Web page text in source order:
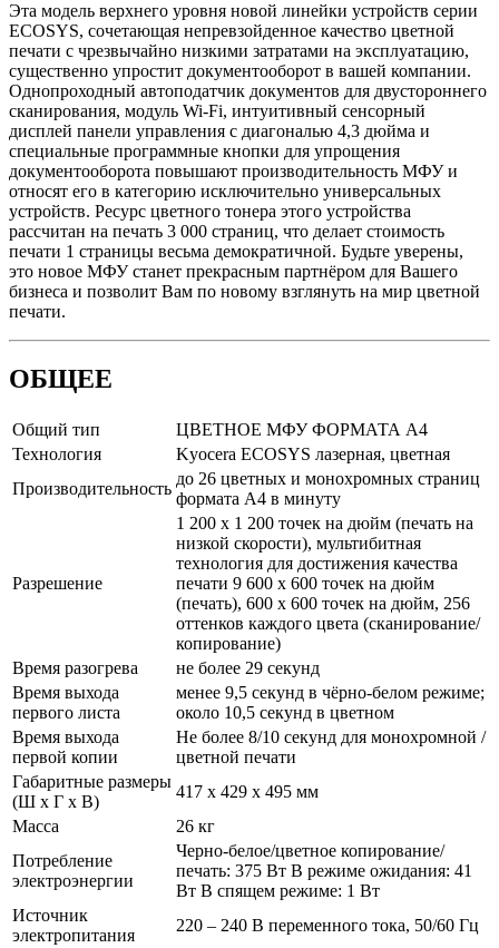
Эта модель верхнего уровня новой линейки устройств серии
ECOSYS, сочетающая непревзойденное качество цветной
печати с чрезвычайно низкими затратами на эксплуатацию,
существенно упростит документооборот в вашей компании.
Однопроходный автоподатчик документов для двустороннего
сканирования, модуль Wi-Fi, интуитивный сенсорный
дисплей панели управления с диагональю 4,3 дюйма и
специальные программные кнопки для упрощения
документооборота повышают производительность МФУ и
относят его в категорию исключительно универсальных
устройств. Ресурс цветного тонера этого устройства
рассчитан на печать 3 000 страниц, что делает стоимость
печати 1 страницы весьма демократичной. Будьте уверены,
это новое МФУ станет прекрасным партнёром для Вашего
бизнеса и позволит Вам по новому взглянуть на мир цветной
печати.
ОБЩЕЕ
Общий тип
ЦВЕТНОЕ МФУ ФОРМАТА A4
Технология
Kyocera ECOSYS лазерная, цветная
Производительность
до 26 цветных и монохромных страниц
формата A4 в минуту
Разрешение
1 200 x 1 200 точек на дюйм (печать на
низкой скорости), мультибитная
технология для достижения качества
печати 9 600 х 600 точек на дюйм
(печать), 600 x 600 точек на дюйм, 256
оттенков каждого цвета (сканирование/
копирование)
Время разогрева
не более 29 секунд
Время выхода
первого листа
менее 9,5 секунд в чёрно-белом режиме;
около 10,5 секунд в цветном
Время выхода
первой копии
Не более 8/10 секунд для монохромной /
цветной печати
Габаритные размеры
(Ш x Г x В)
417 x 429 x 495 мм
Масса
26 кг
Потребление
электроэнергии
Черно-белое/цветное копирование/
печать: 375 Вт В режиме ожидания: 41
Вт В спящем режиме: 1 Вт
Источник
электропитания
220 – 240 В переменного тока, 50/60 Гц